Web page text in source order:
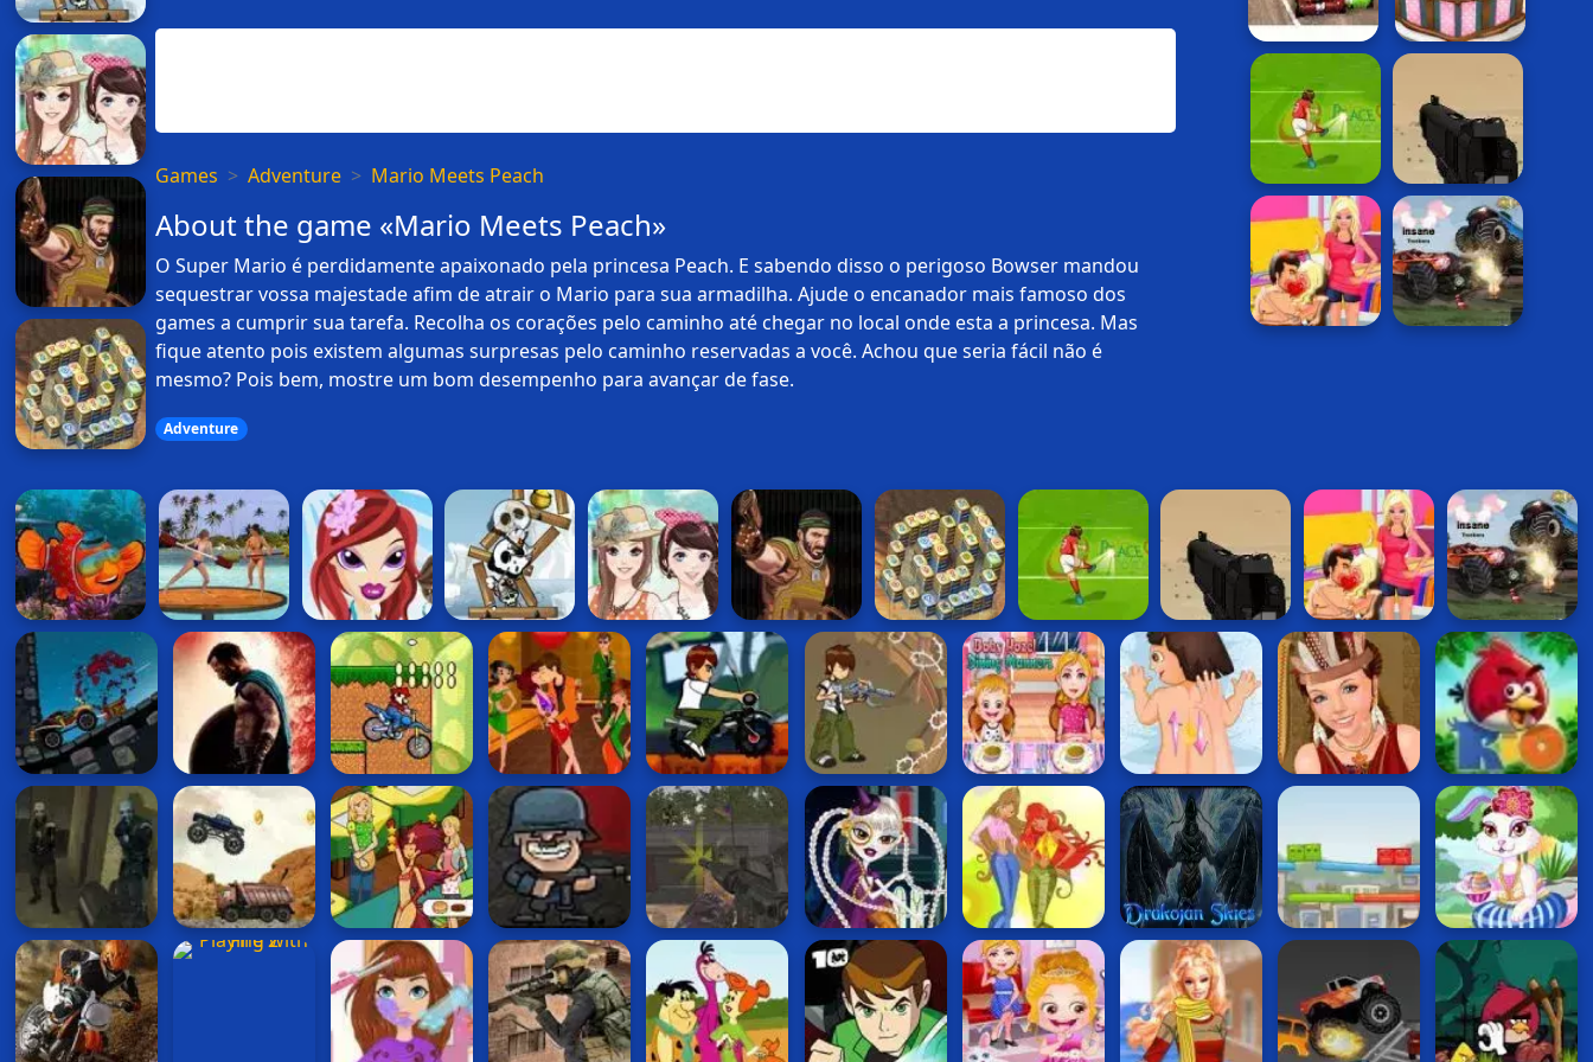
Games Adventure Mario Meets Peach
About the game «Mario Meets Peach»
O Super Mario é perdidamente apaixonado pela princesa Peach. E sabendo disso o perigoso Bowser mandou
sequestrar vossa majestade afim de atrair o Mario para sua armadilha. Ajude o encanador mais famoso dos
games a cumprir sua tarefa. Recolha os corações pelo caminho até chegar no local onde esta a princesa. Mas
fique atento pois existem algumas surpresas pelo caminho reservadas a você. Achou que seria fácil não é
mesmo? Pois bem, mostre um bom desempenho para avançar de fase.
Adventure